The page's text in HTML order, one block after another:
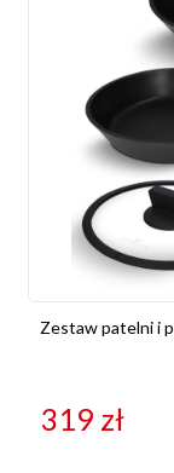
Zestaw patelni i
319 zł